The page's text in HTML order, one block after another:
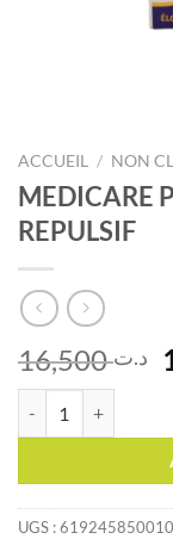
ACCUEIL / NON
MEDICARE
REPULSIF
د.ت16,500
UGS :